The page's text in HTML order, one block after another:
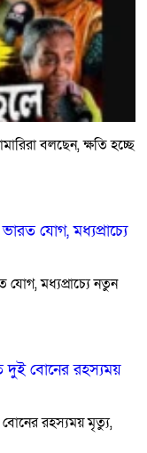
বলছেন, ক্ষতি হচ্ছে
যোগ, মধ্যপ্রাচ্যে নতুন
রহস্যময় মৃত্যু,